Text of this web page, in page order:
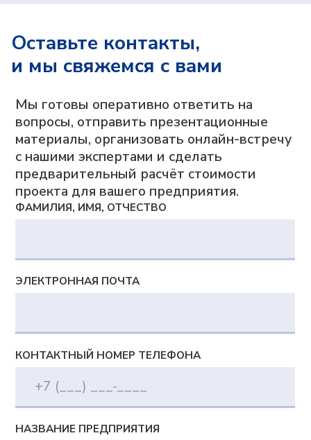
Оставьте контакты,
и мы свяжемся с вами